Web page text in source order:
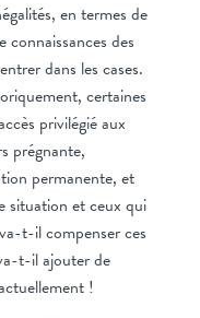
en termes de
des
dans les cases.
certaines
privilégié aux
prégnante,
permanente, et
situation et ceux qui
t-il compenser ces
t-il ajouter de
!